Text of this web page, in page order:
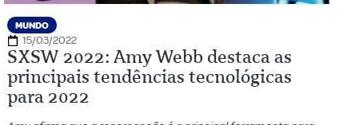
MUNDO
15/03/2022
SXSW 2022: Amy Webb destaca as
principais tendências tecnológicas
para 2022